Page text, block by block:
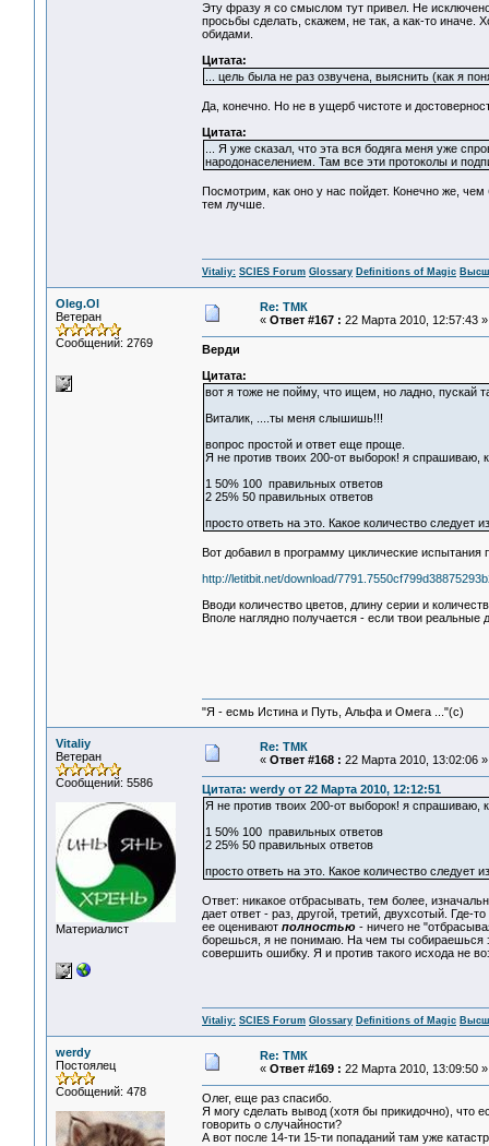
Эту фразу я со смыслом тут привел. Не
просьбы сделать, скажем, не так, а как-то
обидами.
Цитата:
... цель была не раз озвучена, выяснить (как я
Да, конечно. Но не в ущерб чистоте и
Цитата:
... Я уже сказал, что эта вся бодяга меня уже
народонаселением. Там все эти протоколы и
Посмотрим, как оно у нас пойдет. Конечно же,
тем лучше.
Vitaliy: SCIES Forum Glossary Definitions of Magic
Oleg.Ol
Ветеран
Сообщений: 2769
Re: ТМК
« Ответ #167 : 22 Марта 2010, 12:57:43 »
Верди
Цитата:
вот я тоже не пойму, что ищем, но ладно, пускай
Виталик, ....ты меня слышишь!!!
вопрос простой и ответ еще проще.
Я не против твоих 200-от выборок! я спрашиваю,
1 50% 100 правильных ответов
2 25% 50 правильных ответов
просто ответь на это. Какое количество следует
Вот добавил в программу циклические
http://letitbit.net/download/
Вводи количество цветов, длину серии и
Вполе наглядно получается - если твои
"Я - есмь Истина и Путь, Альфа и Омега ..."(с)
Vitaliy
Ветеран
Сообщений: 5586
Материалист
Re: ТМК
« Ответ #168 : 22 Марта 2010, 13:02:06 »
Цитата: werdy от 22 Марта 2010, 12:12:51
Я не против твоих 200-от выборок! я спрашиваю,
1 50% 100 правильных ответов
2 25% 50 правильных ответов
просто ответь на это. Какое количество следует
Ответ: никакое отбрасывать, тем более,
дает ответ - раз, другой, третий, двухсотый. Где-
ее оценивают полностью - ничего не
борешься, я не понимаю. На чем ты собираешься
совершить ошибку. Я и против такого исхода не
Vitaliy: SCIES Forum Glossary Definitions of Magic
werdy
Постоялец
Сообщений: 478
Re: ТМК
« Ответ #169 : 22 Марта 2010, 13:09:50 »
Олег, еще раз спасибо.
Я могу сделать вывод (хотя бы прикидочно), что
говорить о случайности?
А вот после 14-ти 15-ти попаданий там уже